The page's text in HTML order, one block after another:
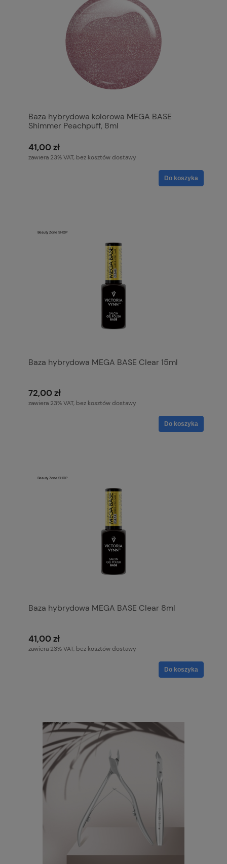
Baza hybrydowa kolorowa MEGA BASE
Shimmer Peachpuff, 8ml
41,00 zł
zawiera 23% VAT, bez kosztów dostawy
Do koszyka
Baza hybrydowa MEGA BASE Clear 15ml
72,00 zł
zawiera 23% VAT, bez kosztów dostawy
Do koszyka
Baza hybrydowa MEGA BASE Clear 8ml
41,00 zł
zawiera 23% VAT, bez kosztów dostawy
Do koszyka